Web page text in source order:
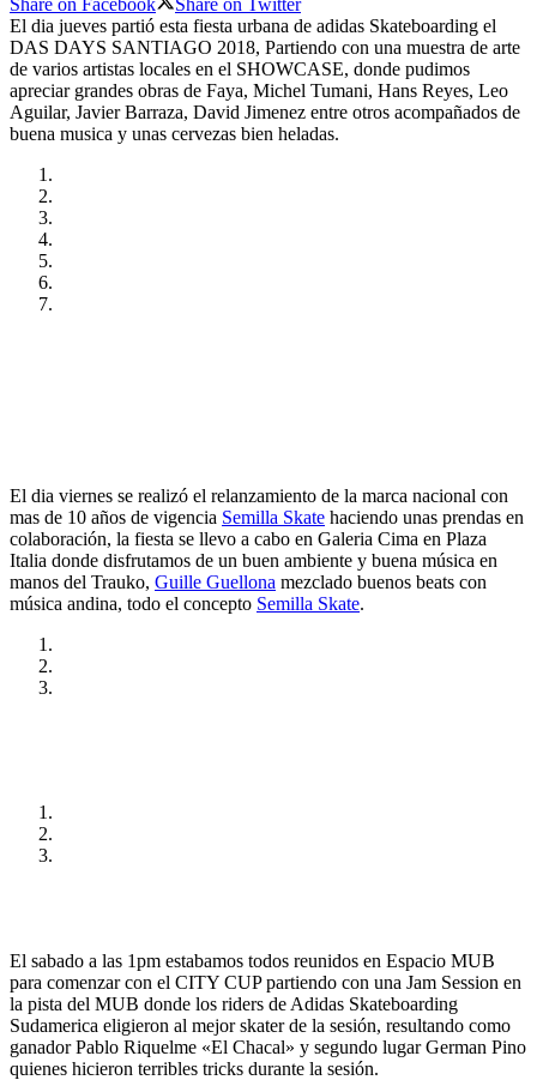
El dia jueves partió esta fiesta urbana de adidas Skateboarding el
DAS DAYS SANTIAGO 2018, Partiendo con una muestra de arte
de varios artistas locales en el SHOWCASE, donde pudimos
apreciar grandes obras de Faya, Michel Tumani, Hans Reyes, Leo
Aguilar, Javier Barraza, David Jimenez entre otros acompañados de
buena musica y unas cervezas bien heladas.
El dia viernes se realizó el relanzamiento de la marca nacional con
mas de 10 años de vigencia Semilla Skate haciendo unas prendas en
colaboración, la fiesta se llevo a cabo en Galeria Cima en Plaza
Italia donde disfrutamos de un buen ambiente y buena música en
manos del Trauko, Guille Guellona mezclado buenos beats con
música andina, todo el concepto Semilla Skate.
El sabado a las 1pm estabamos todos reunidos en Espacio MUB
para comenzar con el CITY CUP partiendo con una Jam Session en
la pista del MUB donde los riders de Adidas Skateboarding
Sudamerica eligieron al mejor skater de la sesión, resultando como
ganador Pablo Riquelme «El Chacal» y segundo lugar German Pino
quienes hicieron terribles tricks durante la sesión.